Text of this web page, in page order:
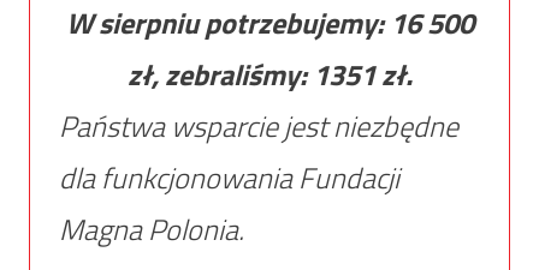
W sierpniu potrzebujemy: 16 500
zł, zebraliśmy: 1351zł.
Państwa wsparcie jest niezbędne
dla funkcjonowania Fundacji
Magna Polonia.